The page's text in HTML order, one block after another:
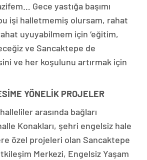
Gece yastığa başımı
işi halletmemiş olursam, rahat
uyuyabilmem için ‘eğitim,
ve Sancaktepe de
ve her koşulunu artırmak için
YÖNELİK PROJELER
arasında bağları
Konakları, şehri engelsiz hale
özel projeleri olan Sancaktepe
Merkezi, Engelsiz Yaşam